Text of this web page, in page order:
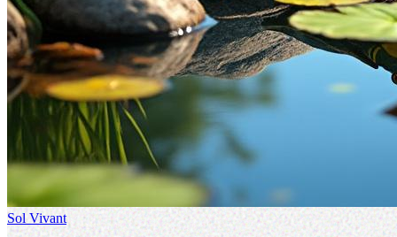
Sol Vivant